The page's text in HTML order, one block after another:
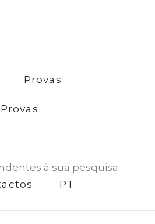
Provas
Provas
PT
à sua pesquisa.